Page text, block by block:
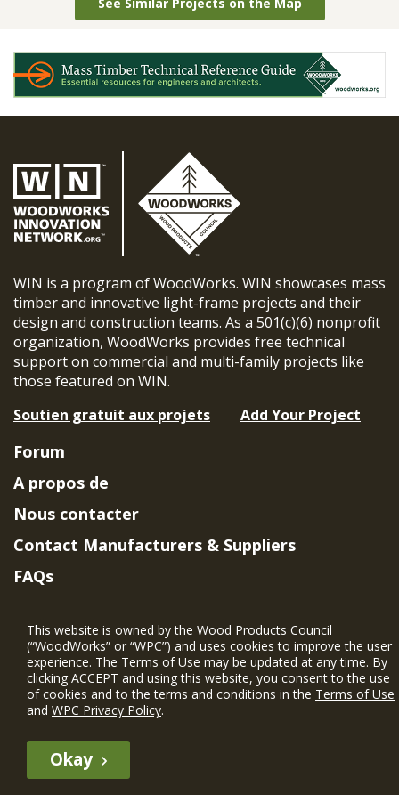
WIN is a program of WoodWorks. WIN showcases mass
timber and innovative light-frame projects and their
design and construction teams. As a 501(c)(6) nonprofit
organization, WoodWorks provides free technical
support on commercial and multi-family projects like
those featured on WIN.
Soutien gratuit aux projets
Add Your Project
The WIN member profile information provided by this site is for
Forum
A propos de
Nous contacter
Contact Manufacturers & Suppliers
FAQs
Project Eligibility Requirements
Politique de confidentialité| Conditions
d'utilisation
This website is owned by the Wood Products Council
(“WoodWorks” or “WPC”) and uses cookies to improve the user
experience. The Terms of Use may be updated at any time. By
clicking ACCEPT and using this website, you consent to the use
of cookies and to the terms and conditions in the Terms of Use
and WPC Privacy Policy.
Okay